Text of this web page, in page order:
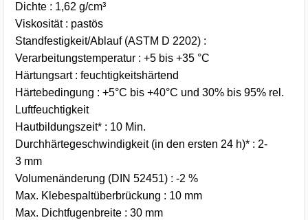
Dichte : 1,62 g/cm³
Viskosität : pastös
Standfestigkeit/Ablauf (ASTM D 2202) :
Verarbeitungstemperatur : +5 bis +35 °C
Härtungsart : feuchtigkeitshärtend
Härtebedingung : +5°C bis +40°C und 30% bis 95% rel.
Luftfeuchtigkeit
Hautbildungszeit* : 10 Min.
Durchhärtegeschwindigkeit (in den ersten 24 h)* : 2-
3 mm
Volumenänderung (DIN 52451) : -2 %
Max. Klebespaltüberbrückung : 10 mm
Max. Dichtfugenbreite : 30 mm